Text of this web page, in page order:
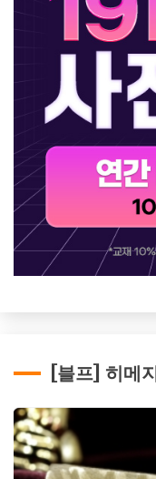
[블프] 히메